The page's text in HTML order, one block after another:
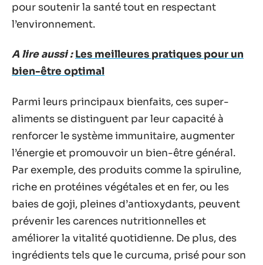
pour soutenir la santé tout en respectant
l’environnement.
A lire aussi : Les meilleures pratiques pour un
bien-être optimal
Parmi leurs principaux bienfaits, ces super-
aliments se distinguent par leur capacité à
renforcer le système immunitaire, augmenter
l’énergie et promouvoir un bien-être général.
Par exemple, des produits comme la spiruline,
riche en protéines végétales et en fer, ou les
baies de goji, pleines d’antioxydants, peuvent
prévenir les carences nutritionnelles et
améliorer la vitalité quotidienne. De plus, des
ingrédients tels que le curcuma, prisé pour son